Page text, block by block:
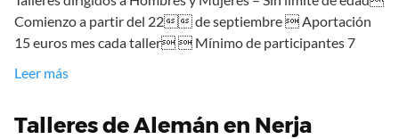
Comienzo a partir del 22 de septiembre  Aportación
15 euros mes cada taller  Mínimo de participantes 7
Leer más
Talleres de Alemán en Nerja